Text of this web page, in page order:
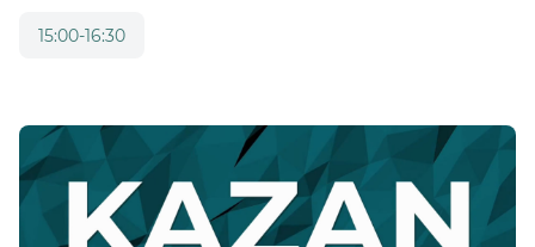
15:00-16:30